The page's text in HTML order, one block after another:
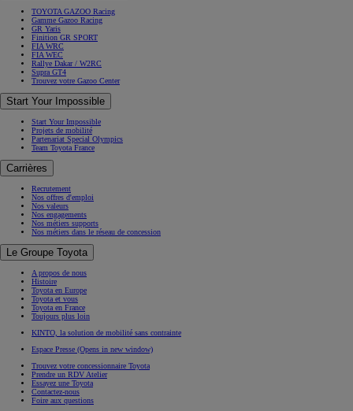
TOYOTA GAZOO Racing
Gamme Gazoo Racing
GR Yaris
Finition GR SPORT
FIA WRC
FIA WEC
Rallye Dakar / W2RC
Supra GT4
Trouvez votre Gazoo Center
Start Your Impossible
Start Your Impossible
Projets de mobilité
Partenariat Special Olympics
Team Toyota France
Carrières
Recrutement
Nos offres d'emploi
Nos valeurs
Nos engagements
Nos métiers supports
Nos métiers dans le réseau de concession
Le Groupe Toyota
A propos de nous
Histoire
Toyota en Europe
Toyota et vous
Toyota en France
Toujours plus loin
KINTO, la solution de mobilité sans contrainte
Espace Presse (Opens in new window)
Trouvez votre concessionnaire Toyota
Prendre un RDV Atelier
Essayez une Toyota
Contactez-nous
Foire aux questions